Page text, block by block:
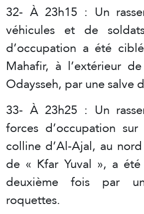
32- À 23h15 : Un
véhicules et de
d’occupation a été
Mahafir, à l’extérieur
Odaysseh, par une salve
33- À 23h25 : Un
forces d’occupation
colline d’Al-Ajal, au
de « Kfar Yuval », a
deuxième fois par
roquettes.